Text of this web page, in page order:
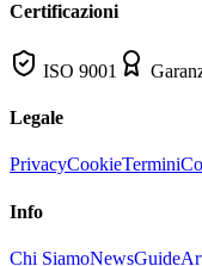
Certificazioni
ISO 9001
Legale
PrivacyCookieTermini
Info
Chi SiamoNewsGuide